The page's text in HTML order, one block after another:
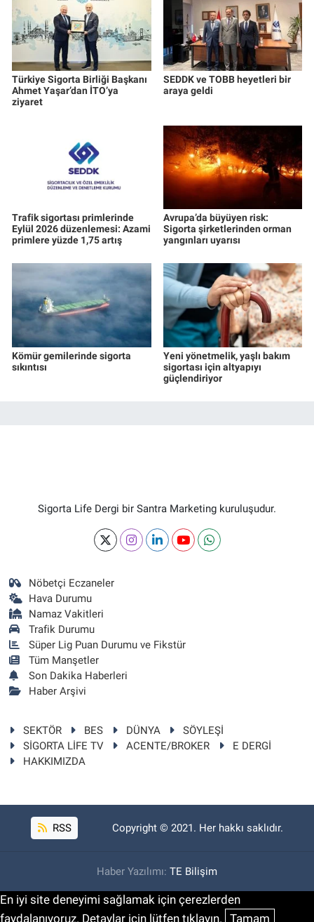
Türkiye Sigorta Birliği Başkanı
Ahmet Yaşar’dan İTO’ya
ziyaret
SEDDK ve TOBB heyetleri bir
araya geldi
Trafik sigortası primlerinde
Eylül 2026 düzenlemesi: Azami
primlere yüzde 1,75 artış
Avrupa’da büyüyen risk:
Sigorta şirketlerinden orman
yangınları uyarısı
Kömür gemilerinde sigorta
sıkıntısı
Yeni yönetmelik, yaşlı bakım
sigortası için altyapıyı
güçlendiriyor
Sigorta Life Dergi bir Santra Marketing kuruluşudur.
Nöbetçi Eczaneler
Hava Durumu
Namaz Vakitleri
Trafik Durumu
Süper Lig Puan Durumu ve Fikstür
Tüm Manşetler
Son Dakika Haberleri
Haber Arşivi
SEKTÖR BES DÜNYA
SÖYLEŞİ
SİGORTA LİFE TV
ACENTE/BROKER
E DERGİ
HAKKIMIZDA
RSS Copyright © 2021. Her hakkı saklıdır.
Haber Yazılımı: TE Bilişim
En iyi site deneyimi sağlamak için çerezlerden
faydalanıyoruz. Detaylar için lütfen tıklayın. Tamam